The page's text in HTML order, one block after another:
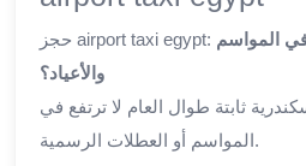
حجز airport taxi egypt: في المواسم
والأعياد؟
ثابتة طوال العام لا ترتفع في
المواسم أو العطلات الرسمية.